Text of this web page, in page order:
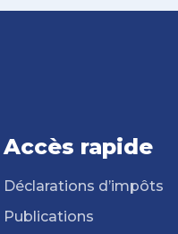
Accès rapide
Déclarations d’impôts
Publications